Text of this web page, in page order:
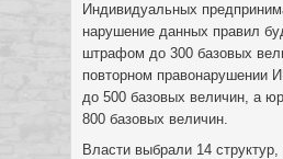
Индивидуальных
нарушение данных правил
штрафом до 300 базовых
повторном правонарушении
до 500 базовых величин, а
800 базовых величин.
Власти выбрали 14